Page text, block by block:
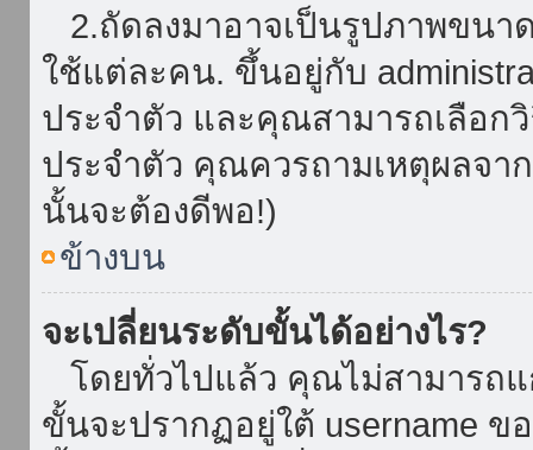
2.ถัดลงมาอาจเป็นรูปภาพขนา
ใช้แต่ละคน. ขึ้นอยู่กับ
ประจำตัว และคุณสามารถเลือก
ประจำตัว คุณควรถามเหตุผลจา
นั้นจะต้องดีพอ!)
ข้างบน
จะเปลี่ยนระดับขั้นได้อย่างไร?
โดยทั่วไปแล้ว คุณไม่สามารถ
ขั้นจะปรากฏอยู่ใต้ username